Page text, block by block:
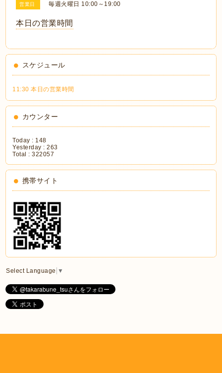
営業日 毎週火曜日 10:00～19:00
本日の営業時間
スケジュール
11:30 本日の営業時間
カウンター
Today : 148
Yesterday :263
Total :322057
携帯サイト
Select Language ▼